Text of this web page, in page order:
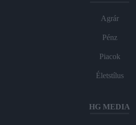
Agrár
Pénz
Piacok
Életstílus
HG MEDIA